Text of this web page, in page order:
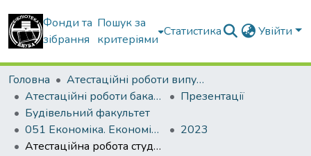
Фонди та
зібрання
Пошук за
критеріями
Статистика Увійти
Головна
Атестаційні роботи випускників
Атестаційні роботи бакалаврів
Презентації
Будівельний факультет
051 Економіка. Економіка підприємства
2023
Атестаційна робота студента Ткачової Олени Володимирівни